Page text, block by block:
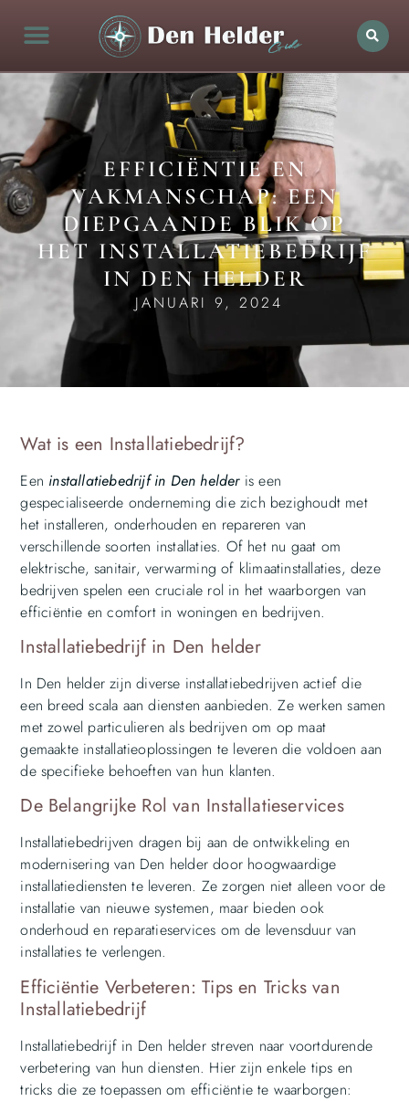
EFFICIËNTIE EN
VAKMANSCHAP: EEN
DIEPGAANDE BLIK OP
HET INSTALLATIEBEDRIJF
IN DEN HELDER
JANUARI 9, 2024
Wat is een Installatiebedrijf?
Een installatiebedrijf in Den helderis een
gespecialiseerde onderneming die zich bezighoudt met
het installeren, onderhouden en repareren van
verschillende soorten installaties. Of het nu gaat om
elektrische, sanitair, verwarming of klimaatinstallaties, deze
bedrijven spelen een cruciale rol in het waarborgen van
efficiëntie en comfort in woningen en bedrijven.
Installatiebedrijf in Den helder
In Den helder zijn diverse installatiebedrijven actief die
een breed scala aan diensten aanbieden. Ze werken samen
met zowel particulieren als bedrijven om op maat
gemaakte installatieoplossingen te leveren die voldoen aan
de specifieke behoeften van hun klanten.
De Belangrijke Rol van Installatieservices
Installatiebedrijven dragen bij aan de ontwikkeling en
modernisering van Den helder door hoogwaardige
installatiediensten te leveren. Ze zorgen niet alleen voor de
installatie van nieuwe systemen, maar bieden ook
onderhoud en reparatieservices om de levensduur van
installaties te verlengen.
Efficiëntie Verbeteren: Tips en Tricks van
Installatiebedrijf
Installatiebedrijf in Den helder streven naar voortdurende
verbetering van hun diensten. Hier zijn enkele tips en
tricks die ze toepassen om efficiëntie te waarborgen: